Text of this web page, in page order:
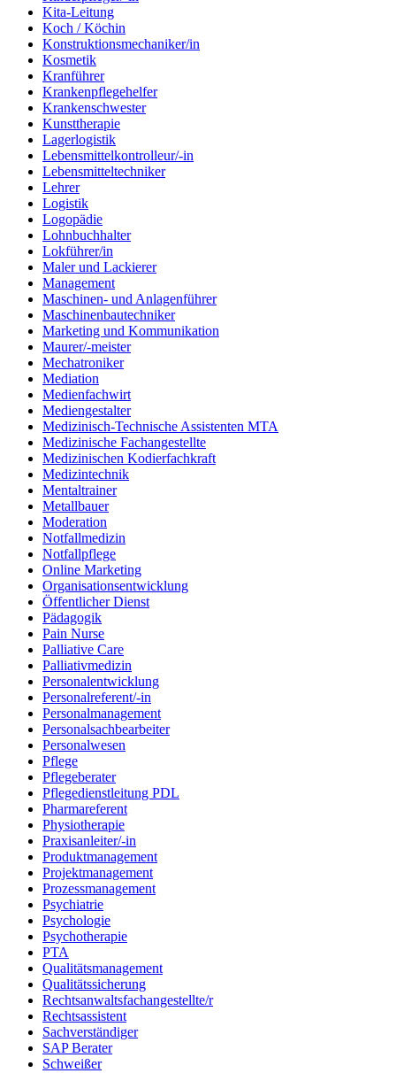
Kita-Leitung
Koch / Köchin
Konstruktionsmechaniker/in
Kosmetik
Kranführer
Krankenpflegehelfer
Krankenschwester
Kunsttherapie
Lagerlogistik
Lebensmittelkontrolleur/-in
Lebensmitteltechniker
Lehrer
Logistik
Logopädie
Lohnbuchhalter
Lokführer/in
Maler und Lackierer
Management
Maschinen- und Anlagenführer
Maschinenbautechniker
Marketing und Kommunikation
Maurer/-meister
Mechatroniker
Mediation
Medienfachwirt
Mediengestalter
Medizinisch-Technische Assistenten MTA
Medizinische Fachangestellte
Medizinischen Kodierfachkraft
Medizintechnik
Mentaltrainer
Metallbauer
Moderation
Notfallmedizin
Notfallpflege
Online Marketing
Organisationsentwicklung
Öffentlicher Dienst
Pädagogik
Pain Nurse
Palliative Care
Palliativmedizin
Personalentwicklung
Personalreferent/-in
Personalmanagement
Personalsachbearbeiter
Personalwesen
Pflege
Pflegeberater
Pflegedienstleitung PDL
Pharmareferent
Physiotherapie
Praxisanleiter/-in
Produktmanagement
Projektmanagement
Prozessmanagement
Psychiatrie
Psychologie
Psychotherapie
PTA
Qualitätsmanagement
Qualitätssicherung
Rechtsanwaltsfachangestellte/r
Rechtsassistent
Sachverständiger
SAP Berater
Schweißer